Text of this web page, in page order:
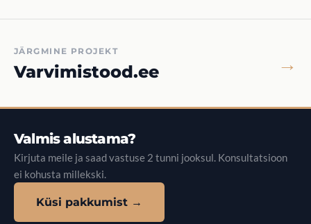
JÄRGMINE PROJEKT
Varvimistood.ee →
Valmis alustama?
Kirjuta meile ja saad vastuse 2 tunni jooksul. Konsultatsioon
ei kohusta millekski.
Küsi pakkumist →